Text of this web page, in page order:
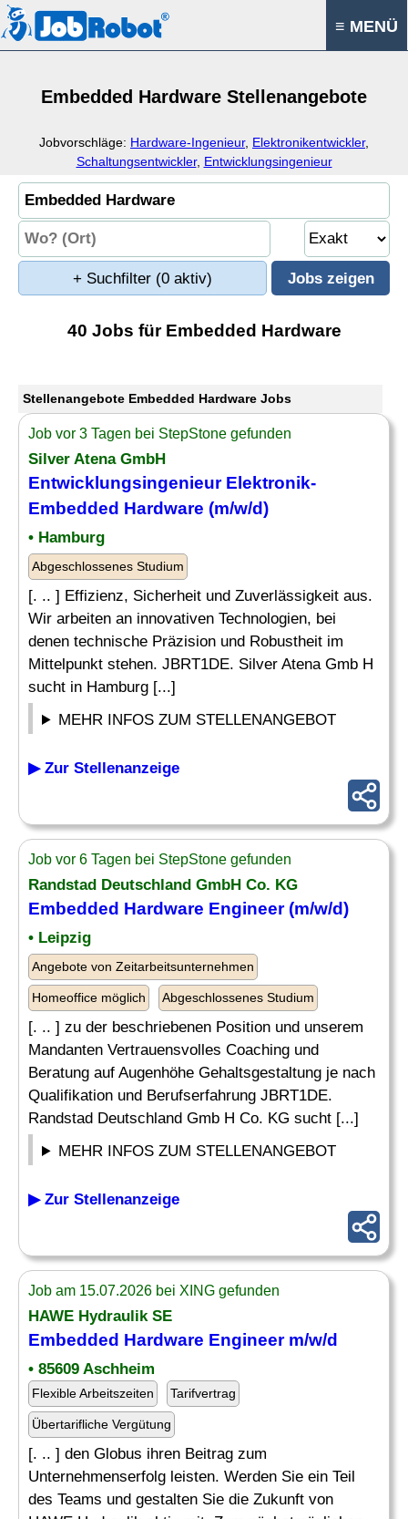
≡ MENÜ
Embedded Hardware Stellenangebote
Jobvorschläge: Hardware-Ingenieur, Elektronikentwickler,
Schaltungsentwickler, Entwicklungsingenieur
+ Suchfilter (0 aktiv)
40 Jobs für Embedded Hardware
Stellenangebote Embedded Hardware Jobs
Job vor 3 Tagen bei StepStone gefunden
Silver Atena GmbH
Entwicklungsingenieur Elektronik-
Embedded Hardware (m/w/d)
• Hamburg
Abgeschlossenes Studium
[. .. ] Effizienz, Sicherheit und Zuverlässigkeit aus.
Wir arbeiten an innovativen Technologien, bei
denen technische Präzision und Robustheit im
Mittelpunkt stehen. JBRT1DE. Silver Atena Gmb H
sucht in Hamburg [...]
MEHR INFOS ZUM STELLENANGEBOT
▶ Zur Stellenanzeige
Job vor 6 Tagen bei StepStone gefunden
Randstad Deutschland GmbH Co. KG
Embedded Hardware Engineer (m/w/d)
• Leipzig
Angebote von Zeitarbeitsunternehmen
Homeoffice möglich Abgeschlossenes Studium
[. .. ] zu der beschriebenen Position und unserem
Mandanten Vertrauensvolles Coaching und
Beratung auf Augenhöhe Gehaltsgestaltung je nach
Qualifikation und Berufserfahrung JBRT1DE.
Randstad Deutschland Gmb H Co. KG sucht [...]
MEHR INFOS ZUM STELLENANGEBOT
▶ Zur Stellenanzeige
Job am 15.07.2026 bei XING gefunden
HAWE Hydraulik SE
Embedded Hardware Engineer m/w/d
• 85609 Aschheim
Flexible Arbeitszeiten Tarifvertrag
Übertarifliche Vergütung
[. .. ] den Globus ihren Beitrag zum
Unternehmenserfolg leisten. Werden Sie ein Teil
des Teams und gestalten Sie die Zukunft von